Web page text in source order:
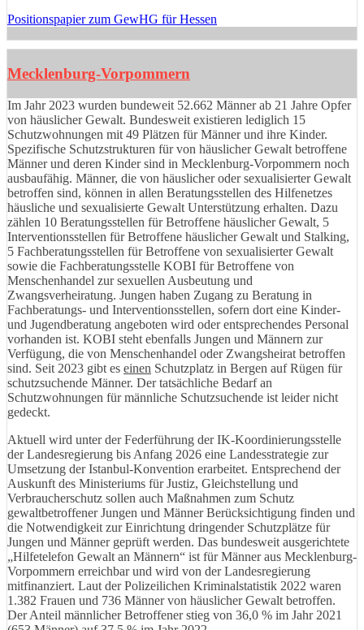
Positionspapier zum GewHG für Hessen
Mecklenburg-Vorpommern
Im Jahr 2023 wurden bundeweit 52.662 Männer ab 21 Jahre Opfer
von häuslicher Gewalt. Bundesweit existieren lediglich 15
Schutzwohnungen mit 49 Plätzen für Männer und ihre Kinder.
Spezifische Schutzstrukturen für von häuslicher Gewalt betroffene
Männer und deren Kinder sind in Mecklenburg-Vorpommern noch
ausbaufähig. Männer, die von häuslicher oder sexualisierter Gewalt
betroffen sind, können in allen Beratungsstellen des Hilfenetzes
häusliche und sexualisierte Gewalt Unterstützung erhalten. Dazu
zählen 10 Beratungsstellen für Betroffene häuslicher Gewalt, 5
Interventionsstellen für Betroffene häuslicher Gewalt und Stalking,
5 Fachberatungsstellen für Betroffene von sexualisierter Gewalt
sowie die Fachberatungsstelle KOBI für Betroffene von
Menschenhandel zur sexuellen Ausbeutung und
Zwangsverheiratung. Jungen haben Zugang zu Beratung in
Fachberatungs- und Interventionsstellen, sofern dort eine Kinder-
und Jugendberatung angeboten wird oder entsprechendes Personal
vorhanden ist. KOBI steht ebenfalls Jungen und Männern zur
Verfügung, die von Menschenhandel oder Zwangsheirat betroffen
sind. Seit 2023 gibt es einen Schutzplatz in Bergen auf Rügen für
schutzsuchende Männer. Der tatsächliche Bedarf an
Schutzwohnungen für männliche Schutzsuchende ist leider nicht
gedeckt.
Aktuell wird unter der Federführung der IK-Koordinierungsstelle
der Landesregierung bis Anfang 2026 eine Landesstrategie zur
Umsetzung der Istanbul-Konvention erarbeitet. Entsprechend der
Auskunft des Ministeriums für Justiz, Gleichstellung und
Verbraucherschutz sollen auch Maßnahmen zum Schutz
gewaltbetroffener Jungen und Männer Berücksichtigung finden und
die Notwendigkeit zur Einrichtung dringender Schutzplätze für
Jungen und Männer geprüft werden. Das bundesweit ausgerichtete
„Hilfetelefon Gewalt an Männern“ ist für Männer aus Mecklenburg-
Vorpommern erreichbar und wird von der Landesregierung
mitfinanziert. Laut der Polizeilichen Kriminalstatistik 2022 waren
1.382 Frauen und 736 Männer von häuslicher Gewalt betroffen.
Der Anteil männlicher Betroffener stieg von 36,0 % im Jahr 2021